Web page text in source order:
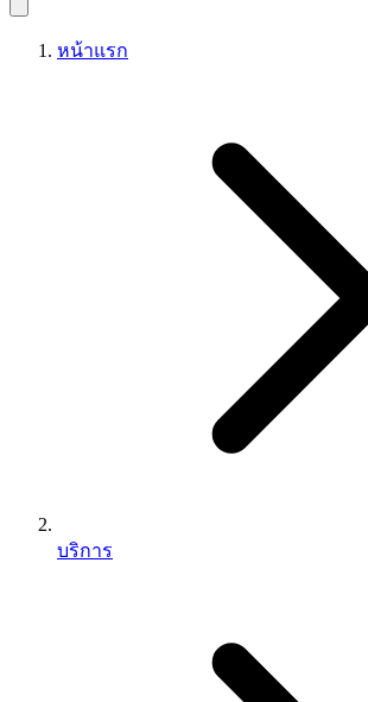
หน้าแรก
บริการ